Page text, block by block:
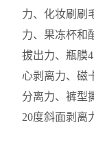
力、化妆刷刷
力、果冻杯和
拔出力、瓶膜
心剥离力、磁
分离力、裤型
20度斜面剥离